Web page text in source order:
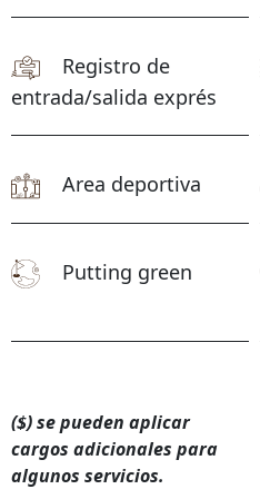
Registro de
entrada/salida exprés
Area deportiva
Putting green
($) se pueden aplicar
cargos adicionales para
algunos servicios.